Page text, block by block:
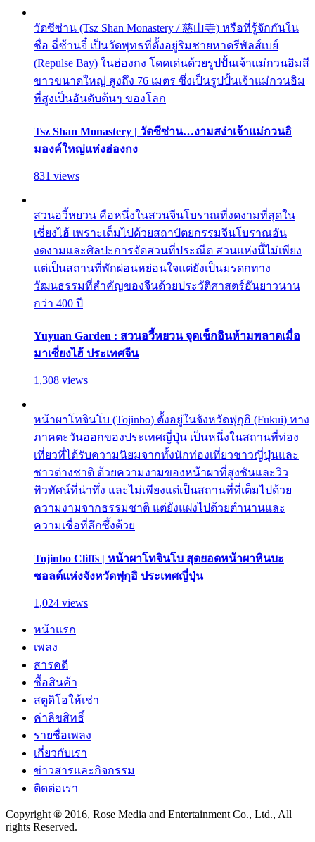
วัดซีซ่าน (Tsz Shan Monastery / 慈山寺) หรือที่รู้จักกันใน
ชื่อ ฉี่ซ้านจี๋ เป็นวัดพุทธที่ตั้งอยู่ริมชายหาดรีพัลส์เบย์
(Repulse Bay) ในฮ่องกง โดดเด่นด้วยรูปปั้นเจ้าแม่กวนอิมสี
ขาวขนาดใหญ่ สูงถึง 76 เมตร ซึ่งเป็นรูปปั้นเจ้าแม่กวนอิม
ที่สูงเป็นอันดับต้นๆ ของโลก
Tsz Shan Monastery | วัดซีซ่าน…งามสง่าเจ้าแม่กวนอิ
มองค์ใหญ่แห่งฮ่องกง
831 views
สวนอวี้หยวน คือหนึ่งในสวนจีนโบราณที่งดงามที่สุดใน
เซี่ยงไฮ้ เพราะเต็มไปด้วยสถาปัตยกรรมจีนโบราณอัน
งดงามและศิลปะการจัดสวนที่ประณีต สวนแห่งนี้ไม่เพียง
แต่เป็นสถานที่พักผ่อนหย่อนใจแต่ยังเป็นมรดกทาง
วัฒนธรรมที่สำคัญของจีนด้วยประวัติศาสตร์อันยาวนาน
กว่า 400 ปี
Yuyuan Garden : สวนอวี้หยวน จุดเช็กอินห้ามพลาดเมื่อ
มาเซี่ยงไฮ้ ประเทศจีน
1,308 views
หน้าผาโทจินโบ (Tojinbo) ตั้งอยู่ในจังหวัดฟุกุอิ (Fukui) ทาง
ภาคตะวันออกของประเทศญี่ปุ่น เป็นหนึ่งในสถานที่ท่อง
เที่ยวที่ได้รับความนิยมจากทั้งนักท่องเที่ยวชาวญี่ปุ่นและ
ชาวต่างชาติ ด้วยความงามของหน้าผาที่สูงชันและวิว
ทิวทัศน์ที่น่าทึ่ง และไม่เพียงแต่เป็นสถานที่ที่เต็มไปด้วย
ความงามจากธรรมชาติ แต่ยังแฝงไปด้วยตำนานและ
ความเชื่อที่ลึกซึ้งด้วย
Tojinbo Cliffs | หน้าผาโทจินโบ สุดยอดหน้าผาหินบะ
ซอลต์แห่งจังหวัดฟุกุอิ ประเทศญี่ปุ่น
1,024 views
หน้าแรก
เพลง
สารคดี
ซื้อสินค้า
สตูดิโอให้เช่า
ค่าลิขสิทธิ์
รายชื่อเพลง
เกี่ยวกับเรา
ข่าวสารและกิจกรรม
ติดต่อเรา
Copyright ® 2016, Rose Media and Entertainment Co., Ltd., All
rights Reserved.